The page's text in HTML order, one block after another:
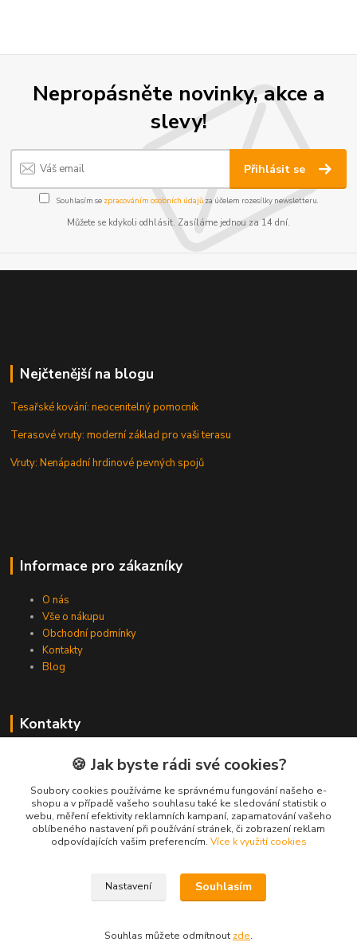
Nepropásněte novinky, akce a
slevy!
Přihlásit se
Souhlasím se zpracováním osobních údajůza účelem rozesílky newsletteru.
Můžete se kdykoli odhlásit. Zasíláme jednou za 14 dní.
Nejčtenější na blogu
Tesařské kování: neocenitelný pomocník
Terasové vruty: moderní základ pro vaši terasu
Vruty: Nenápadní hrdinové pevných spojů
Informace pro zákazníky
O nás
Vše o nákupu
Obchodní podmínky
Kontakty
Blog
Kontakty
Zákaznická podpora Spojovat.cz
+420 606 036 459
(PO-PÁ, 8-16 hod.)
info@spojovat.cz
Všechna práva vyhrazena Spojovat.cz
🍪 Jak byste rádi své cookies?
Soubory cookies používáme ke správnému fungování našeho e-
shopu a v případě vašeho souhlasu také ke sledování statistik o
webu, měření efektivity reklamních kampaní, zapamatování vašeho
oblíbeného nastavení při používání stránek, či zobrazení reklam
odpovídajících vašim preferencím. Více k využití cookies
Nastavení Souhlasím
Souhlas můžete odmítnout zde.